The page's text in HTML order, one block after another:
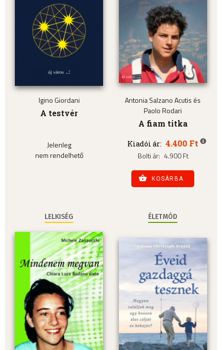
Igino Giordani
A testvér
Jelenleg
nem rendelhető
Antonia Salzano Acutis és
Paolo Rodari
A fiam titka
Kiadói ár: 4.400 Ft
Bolti ár: 4.900 Ft
KOSÁRBA
LELKISÉG ÉLETMÓD